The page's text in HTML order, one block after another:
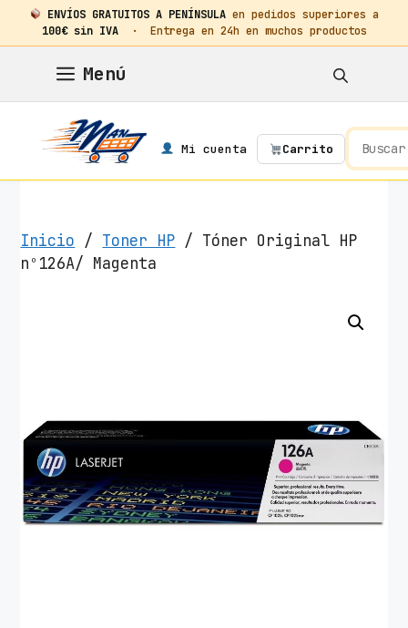
ENVÍOS GRATUITOS A PENÍNSULA en pedidos superiores a
100€ sin IVA· Entrega en 24h en muchos productos
contenido
Menú
Mi cuenta Carrito
Inicio / Toner HP / Tóner Original HP
nº126A/ Magenta